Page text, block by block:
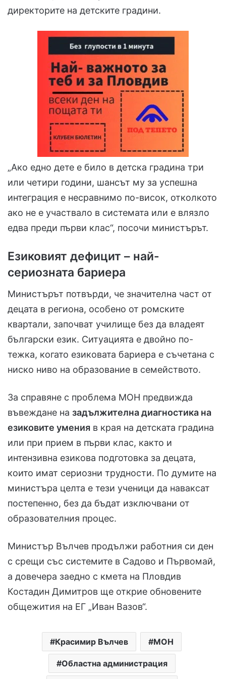
директорите на детските градини.
„Ако едно дете е било в детска градина три
или четири години, шансът му за успешна
интеграция е несравнимо по-висок, отколкото
ако не е участвало в системата или е влязло
едва преди първи клас“, посочи министърът.
Езиковият дефицит – най-
сериозната бариера
Министърът потвърди, че значителна част от
децата в региона, особено от ромските
квартали, започват училище без да владеят
български език. Ситуацията е двойно по-
тежка, когато езиковата бариера е съчетана с
ниско ниво на образование в семейството.
За справяне с проблема МОН предвижда
въвеждане на задължителна диагностика на
езиковите умения в края на детската градина
или при прием в първи клас, както и
интензивна езикова подготовка за децата,
които имат сериозни трудности. По думите на
министъра целта е тези ученици да наваксат
постепенно, без да бъдат изключвани от
образователния процес.
Министър Вълчев продължи работния си ден
с срещи със системите в Садово и Първомай,
а довечера заедно с кмета на Пловдив
Костадин Димитров ще открие обновените
общежития на ЕГ „Иван Вазов“.
Красимир Вълчев МОН
Областна администрация